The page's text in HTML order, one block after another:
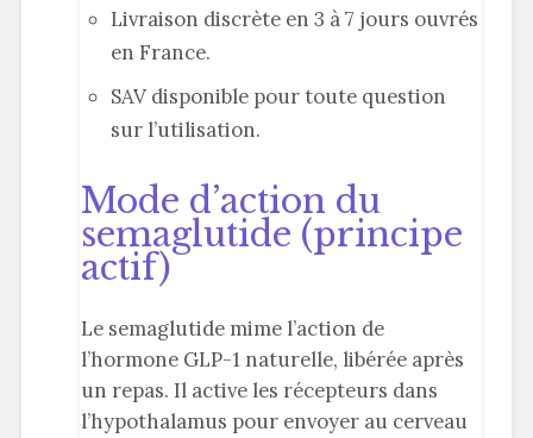
Livraison discrète en 3 à 7 jours ouvrés
en France.
SAV disponible pour toute question
sur l’utilisation.
Mode d’action du
semaglutide (principe
actif)
Le semaglutide mime l’action de
l’hormone GLP-1 naturelle, libérée après
un repas. Il active les récepteurs dans
l’hypothalamus pour envoyer au cerveau